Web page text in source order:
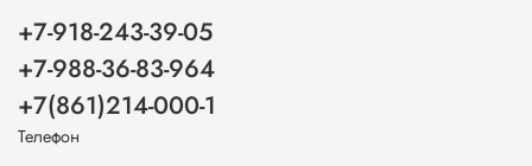
+7-918-243-39-05
+7-988-36-83-964
+7(861)214-000-1
Телефон